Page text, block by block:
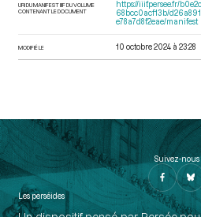
URI DU MANIFEST IIIF DU VOLUME
CONTENANT LE DOCUMENT
https://iiif.persee.fr/
68bcc0acf13b/
e78a7d8f2eae/manifest
MODIFIÉ LE 10 octobre 2024 à 23:28
Suivez-nous
Les perséides